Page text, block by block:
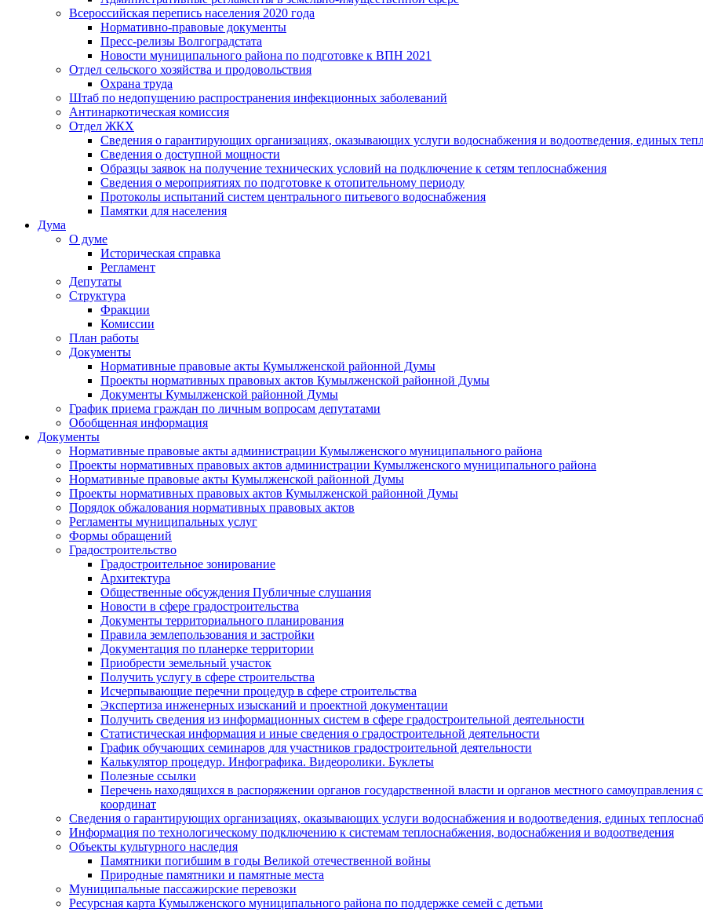
Всероссийская перепись населения 2020 года
Нормативно-правовые документы
Пресс-релизы Волгоградстата
Новости муниципального района по подготовке к ВПН 2021
Отдел сельского хозяйства и продовольствия
Охрана труда
Штаб по недопущению распространения инфекционных заболеваний
Антинаркотическая комиссия
Отдел ЖКХ
Сведения о гарантирующих организациях, оказывающих услуги водоснабжения и водоотведения, единых
Сведения о доступной мощности
Образцы заявок на получение технических условий на подключение к сетям теплоснабжения
Сведения о мероприятиях по подготовке к отопительному периоду
Протоколы испытаний систем центрального питьевого водоснабжения
Памятки для населения
Дума
О думе
Историческая справка
Регламент
Депутаты
Структура
Фракции
Комиссии
План работы
Документы
Нормативные правовые акты Кумылженской районной Думы
Проекты нормативных правовых актов Кумылженской районной Думы
Документы Кумылженской районной Думы
График приема граждан по личным вопросам депутатами
Обобщенная информация
Документы
Нормативные правовые акты администрации Кумылженского муниципального района
Проекты нормативных правовых актов администрации Кумылженского муниципального района
Нормативные правовые акты Кумылженской районной Думы
Проекты нормативных правовых актов Кумылженской районной Думы
Порядок обжалования нормативных правовых актов
Регламенты муниципальных услуг
Формы обращений
Градостроительство
Градостроительное зонирование
Архитектура
Общественные обсуждения Публичные слушания
Новости в сфере градостроительства
Документы территориального планирования
Правила землепользования и застройки
Документация по планерке территории
Приобрести земельный участок
Получить услугу в сфере строительства
Исчерпывающие перечни процедур в сфере строительства
Экспертиза инженерных изысканий и проектной документации
Получить сведения из информационных систем в сфере градостроительной деятельности
Статистическая информация и иные сведения о градостроительной деятельности
График обучающих семинаров для участников градостроительной деятельности
Калькулятор процедур. Инфографика. Видеоролики. Буклеты
Полезные ссылки
Перечень находящихся в распоряжении органов государственной власти и органов местного
координат
Сведения о гарантирующих организациях, оказывающих услуги водоснабжения и водоотведения, единых
Информация по технологическому подключению к системам теплоснабжения, водоснабжения и водоотведения
Объекты культурного наследия
Памятники погибшим в годы Великой отечественной войны
Природные памятники и памятные места
Муниципальные пассажирские перевозки
Ресурсная карта Кумылженского муниципального района по поддержке семей с детьми